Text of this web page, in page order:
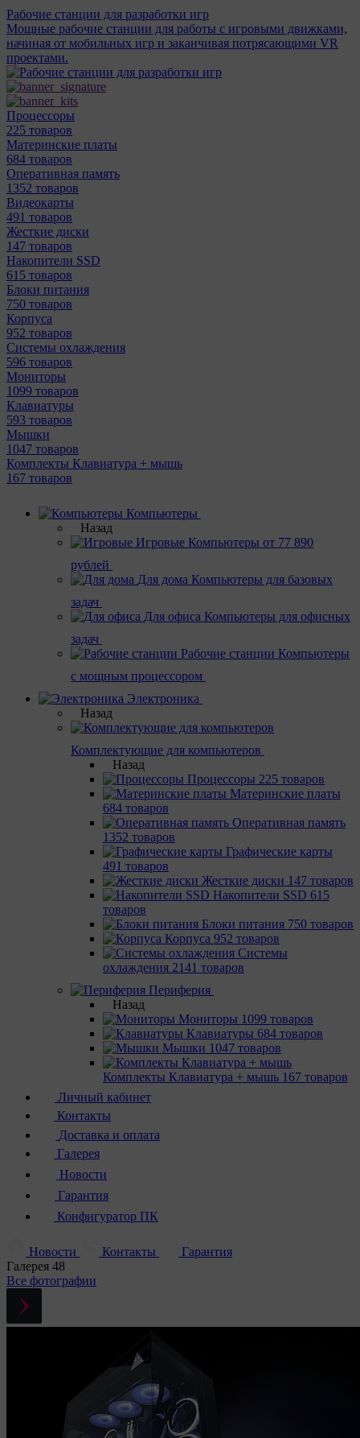
Рабочие станции для разработки игр
Мощные рабочие станции для работы с игровыми движками,
начиная от мобильных игр и заканчивая потрясающими VR
проектами.
Процессоры
225 товаров
Материнcкие платы
684 товаров
Оперативная память
1352 товаров
Видеокарты
491 товаров
Жесткие диски
147 товаров
Накопители SSD
615 товаров
Блоки питания
750 товаров
Корпуса
952 товаров
Системы охлаждения
596 товаров
Мониторы
1099 товаров
Клавиатуры
593 товаров
Мышки
1047 товаров
Комплекты Клавиатура + мышь
167 товаров
Компьютеры
Назад
Игровые Компьютеры от 77 890
рублей
Для дома Компьютеры для базовых
задач
Для офиса Компьютеры для офисных
задач
Рабочие станции Компьютеры
с мощным процессором
Электроника
Назад
Комплектующие для компьютеров
Назад
Процессоры 225 товаров
Материнcкие платы
684 товаров
Оперативная память
1352 товаров
Графические карты
491 товаров
Жесткие диски 147 товаров
Накопители SSD 615
товаров
Блоки питания 750 товаров
Корпуса 952 товаров
Системы
охлаждения 2141 товаров
Периферия
Назад
Мониторы 1099 товаров
Клавиатуры 684 товаров
Мышки 1047 товаров
Комплекты Клавиатура + мышь 167 товаров
Личный кабинет
Контакты
Доставка и оплата
Галерея
Новости
Гарантия
Конфигуратор ПК
Новости Контакты
Гарантия
Галерея 48
Все фотографии